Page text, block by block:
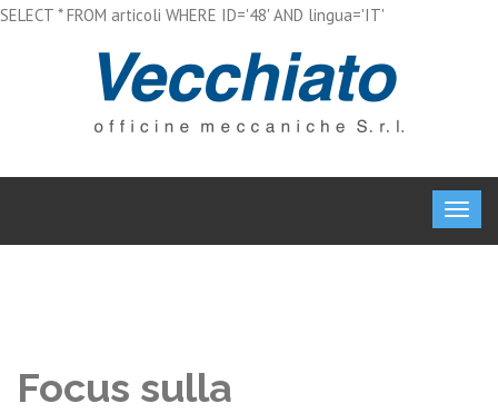
SELECT * FROM articoli WHERE ID='48' AND lingua='IT'
Focus sulla